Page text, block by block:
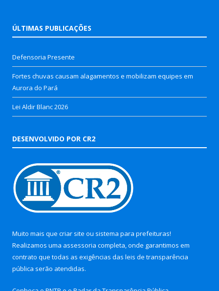
ÚLTIMAS PUBLICAÇÕES
Defensoria Presente
Fortes chuvas causam alagamentos e mobilizam equipes em
Aurora do Pará
Lei Aldir Blanc 2026
DESENVOLVIDO POR CR2
Muito mais que criar site ou sistema para prefeituras!
Realizamos uma assessoria completa, onde garantimos em
contrato que todas as exigências das leis de transparência
pública serão atendidas.